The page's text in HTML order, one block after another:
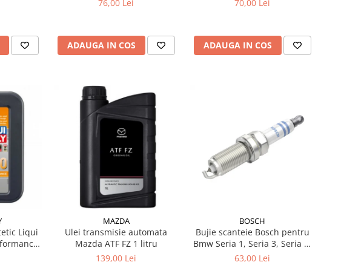
76,00 Lei
ADAUGA IN COS
70,00 Lei
ADAUGA IN COS
Liqui
MAZDA
Ulei transmisie automata
Mazda ATF FZ 1 litru
139,00 Lei
BOSCH
Bujie scanteie Bosch pentru
Bmw Seria 1, Seria 3, Seria 5,
Seria 6, Seria 7, X1, X3, X5, Z4
63,00 Lei